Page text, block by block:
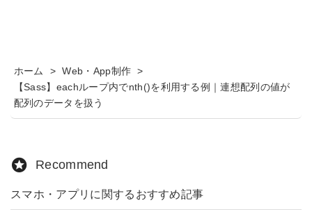
ホーム > Web・App制作 >
【Sass】eachループ内でnth()を利用する例｜連想配列の値が
配列のデータを扱う
Recommend
スマホ・アプリに関するおすすめ記事